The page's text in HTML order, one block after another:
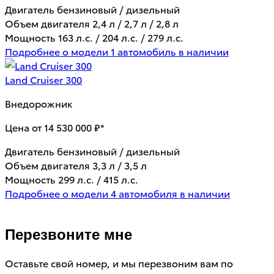
Двигатель бензиновый / дизельный
Объем двигателя 2,4 л / 2,7 л / 2,8 л
Мощность 163 л.с. / 204 л.с. / 279 л.с.
Подробнее о модели 1 автомобиль в наличии
Land Cruiser 300
Внедорожник
Цена от 14 530 000 ₽*
Двигатель бензиновый / дизельный
Объем двигателя 3,3 л / 3,5 л
Мощность 299 л.с. / 415 л.с.
Подробнее о модели 4 автомобиля в наличии
Перезвоните мне
Оставьте свой номер, и мы перезвоним вам по